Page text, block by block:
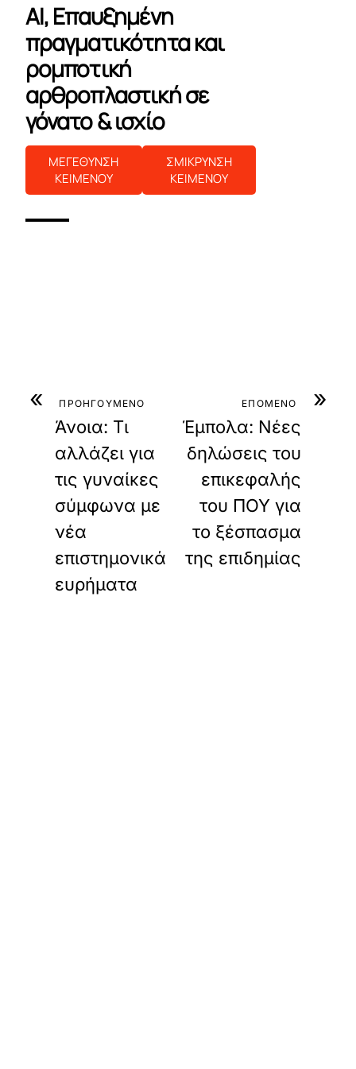
AI, Επαυξημένη
πραγματικότητα και
ρομποτική
αρθροπλαστική σε
γόνατο & ισχίο
ΜΕΓΕΘΥΝΣΗ
ΚΕΙΜΕΝΟΥ
ΣΜΙΚΡΥΝΣΗ
ΚΕΙΜΕΝΟΥ
« ΠΡΟΗΓΟΥΜΕΝΟ
Άνοια: Τι
αλλάζει για
τις γυναίκες
σύμφωνα με
νέα
επιστημονικά
ευρήματα
»
ΕΠΟΜΕΝΟ
Έμπολα: Νέες
δηλώσεις του
επικεφαλής
του ΠΟΥ για
το ξέσπασμα
της επιδημίας